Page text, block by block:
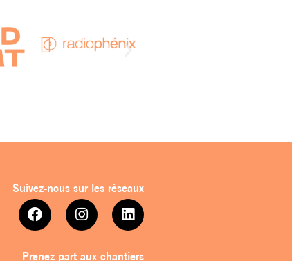
Suivez-nous sur les réseaux
Prenez part aux chantiers